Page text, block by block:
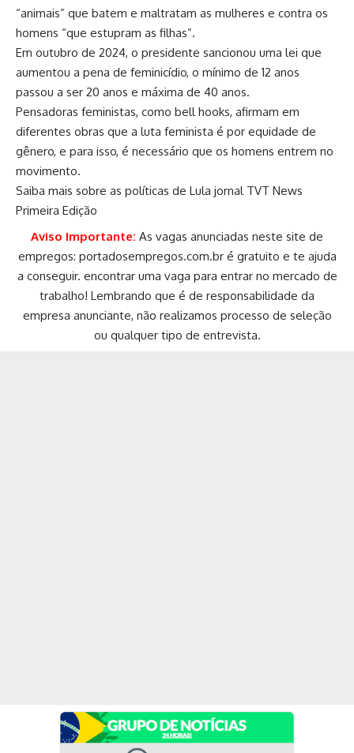
“animais” que batem e maltratam as mulheres e contra os
homens “que estupram as filhas”.
Em outubro de 2024, o presidente sancionou uma lei que
aumentou a pena de feminicídio, o mínimo de 12 anos
passou a ser 20 anos e máxima de 40 anos.
Pensadoras feministas, como bell hooks, afirmam em
diferentes obras que a luta feminista é por equidade de
gênero, e para isso, é necessário que os homens entrem no
movimento.
Saiba mais sobre as políticas de Lula jornal TVT News
Primeira Edição
Aviso Importante: As vagas anunciadas neste site de
empregos: portadosempregos.com.bré gratuito e te ajuda
a conseguir. encontrar uma vaga para entrar no mercado de
trabalho! Lembrando que é de responsabilidade da
empresa anunciante, não realizamos processo de seleção
ou qualquer tipo de entrevista.